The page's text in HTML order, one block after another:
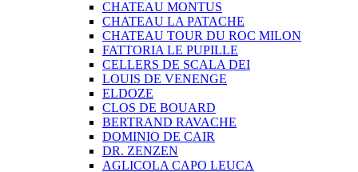
CHATEAU MONTUS
CHATEAU LA PATACHE
CHATEAU TOUR DU ROC MILON
FATTORIA LE PUPILLE
CELLERS DE SCALA DEI
LOUIS DE VENENGE
ELDOZE
CLOS DE BOUARD
BERTRAND RAVACHE
DOMINIO DE CAIR
DR. ZENZEN
AGLICOLA CAPO LEUCA